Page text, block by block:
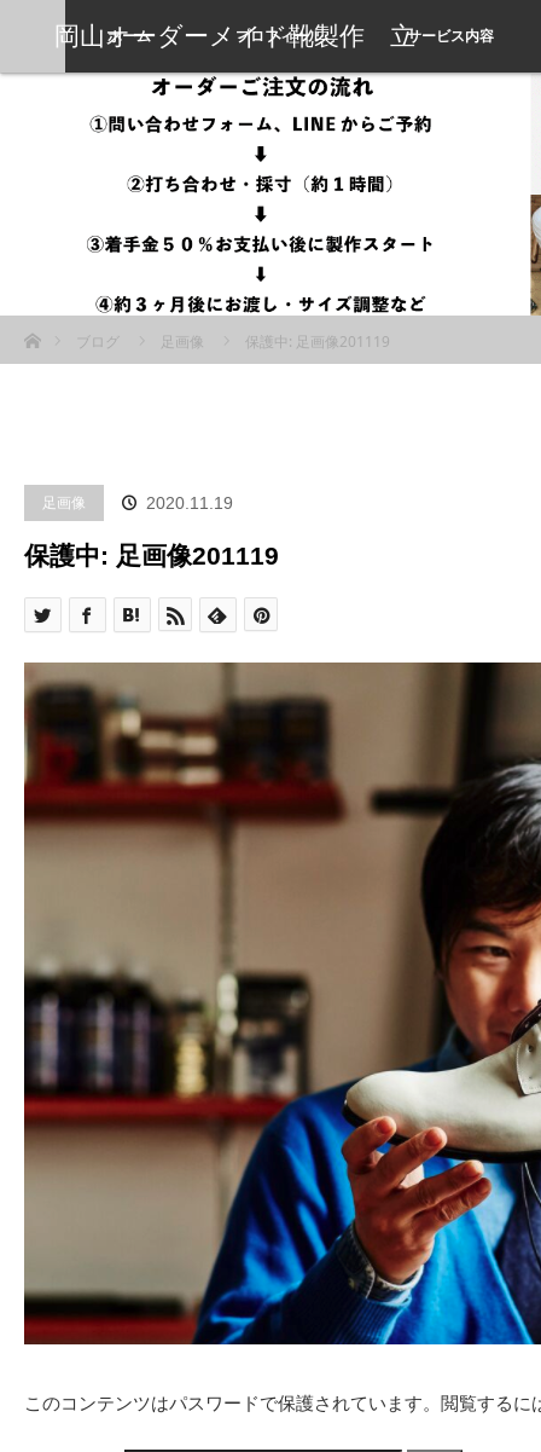
岡山オーダーメイド靴製作 立
岡靴工房
ホーム プロフィール サービス内容
ブログ
足画像 保護中: 足画像201119
足画像 2020.11.19
保護中: 足画像201119
このコンテンツはパスワードで保護されています。閲覧する